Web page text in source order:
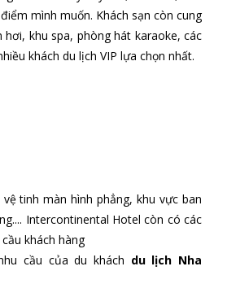
mình muốn. Khách sạn còn cung
khu spa, phòng hát karaoke, các
khách du lịch VIP lựa chọn nhất.
tinh màn hình phẳng, khu vực ban
Intercontinental Hotel còn có các
khách hàng
cầu của du khách du lịch Nha